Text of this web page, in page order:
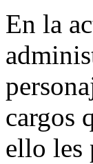
En la
cargos
ello les